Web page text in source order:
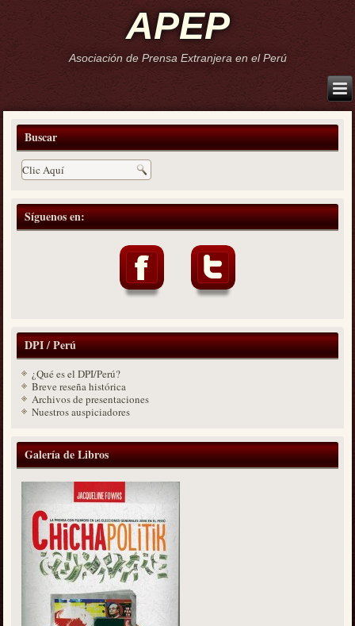
APEP
Asociación de Prensa Extranjera en el Perú
Buscar
Síguenos en:
DPI / Perú
¿Qué es el DPI/Perú?
Breve reseña histórica
Archivos de presentaciones
Nuestros auspiciadores
Galería de Libros